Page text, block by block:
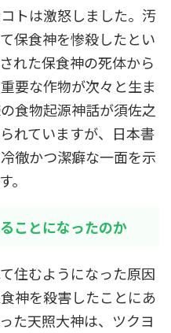
トは激怒しました。汚
保食神を惨殺したとい
れた保食神の死体から
要な作物が次々と生ま
食物起源神話が須佐之
れていますが、日本書
徹かつ潔癖な一面を示
。
ことになったのか
住むようになった原因
神を殺害したことにあ
た天照大神は、ツクヨ